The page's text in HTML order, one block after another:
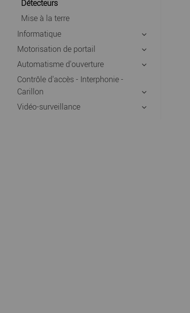
Détecteurs
Mise à la terre
Informatique
Motorisation de portail
Automatisme d'ouverture
Contrôle d'accès - Interphonie -
Carillon
Vidéo-surveillance